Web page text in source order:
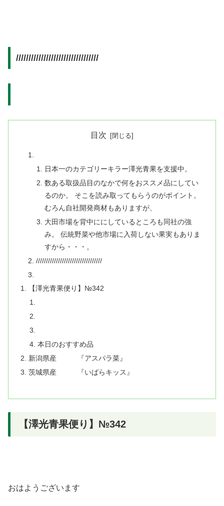
/////////////////////////////////
目次
日本一のカテゴリーキラー澤光青果を支援中。
数ある取扱品目のなかで何をおススメ品にしてい
るのか。 そこを読み取ってもらうのがポイント。
むろん自社開発商材もありますが、
大田市場を背中ににしているところも同社の強
み。 伝統野菜や他市場に入荷しない果実もありま
すから・・・。
/////////////////////////////////
【澤光青果便り】№342
本日のおすすめ品
新潟県産 『アスパラ菜』
茨城県産 『いばらキッス』
【澤光青果便り】№342
おはようございます